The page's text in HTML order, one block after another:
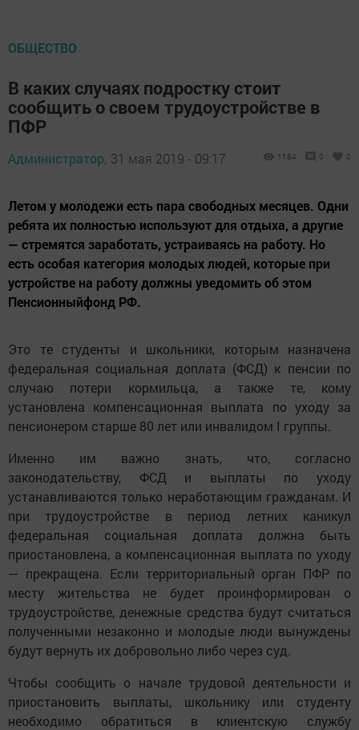
ОБЩЕСТВО
В каких случаях подростку стоит
сообщить о своем трудоустройстве в
ПФР
Администратор, 31 мая 2019 - 09:17 1184 0 0
Летом у молодежи есть пара свободных месяцев. Одни
ребята их полностью используют для отдыха, а другие
— стремятся заработать, устраиваясь на работу. Но
есть особая категория молодых людей, которые при
устройстве на работу должны уведомить об этом
Пенсионныйфонд РФ.
Это те студенты и школьники, которым назначена
федеральная социальная доплата (ФСД) к пенсии по
случаю потери кормильца, а также те, кому
установлена компенсационная выплата по уходу за
пенсионером старше 80 лет или инвалидом I группы.
Именно им важно знать, что, согласно
законодательству, ФСД и выплаты по уходу
устанавливаются только неработающим гражданам. И
при трудоустройстве в период летних каникул
федеральная социальная доплата должна быть
приостановлена, а компенсационная выплата по уходу
— прекращена. Если территориальный орган ПФР по
месту жительства не будет проинформирован о
трудоустройстве, денежные средства будут считаться
полученными незаконно и молодые люди вынуждены
будут вернуть их добровольно либо через суд.
Чтобы сообщить о начале трудовой деятельности и
приостановить выплаты, школьнику или студенту
необходимо обратиться в клиентскую службу